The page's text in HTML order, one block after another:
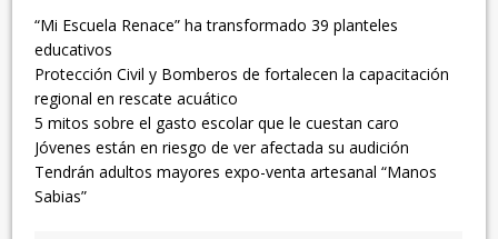
“Mi Escuela Renace” ha transformado 39 planteles
educativos
Protección Civil y Bomberos de fortalecen la capacitación
regional en rescate acuático
5 mitos sobre el gasto escolar que le cuestan caro
Jóvenes están en riesgo de ver afectada su audición
Tendrán adultos mayores expo-venta artesanal “Manos
Sabias”